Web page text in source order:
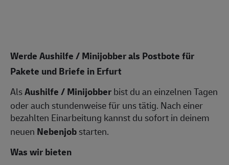
Werde Aushilfe / Minijobber als Postbote für
Pakete und Briefe in Erfurt
AlsAushilfe / Minijobberbist du an einzelnen Tagen
oder auch stundenweise für uns tätig. Nach einer
bezahlten Einarbeitung kannst du sofort in deinem
neuen Nebenjobstarten.
Was wir bieten